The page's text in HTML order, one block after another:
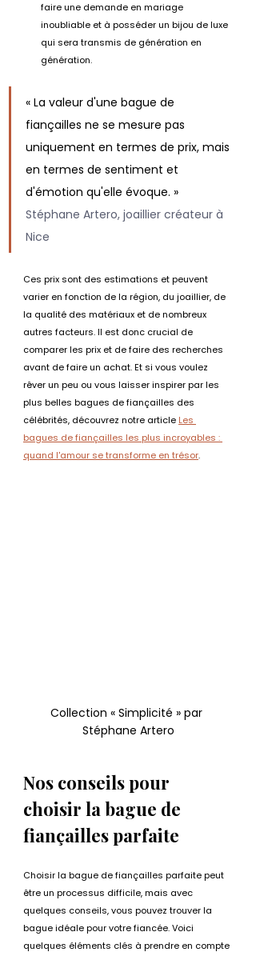
faire une demande en mariage
inoubliable et à posséder un bijou de luxe
qui sera transmis de génération en
génération.
« La valeur d'une bague de
fiançailles ne se mesure pas
uniquement en termes de prix, mais
en termes de sentiment et
d'émotion qu'elle évoque. »
Stéphane Artero, joaillier créateur à
Nice
Ces prix sont des estimations et peuvent
varier en fonction de la région, du joaillier, de
la qualité des matériaux et de nombreux
autres facteurs. Il est donc crucial de
comparer les prix et de faire des recherches
avant de faire un achat. Et si vous voulez
rêver un peu ou vous laisser inspirer par les
plus belles bagues de fiançailles des
célébrités, découvrez notre article Les
bagues de fiançailles les plus incroyables :
quand l'amour se transforme en trésor.
Collection « Simplicité » par
Stéphane Artero
Nos conseils pour
choisir la bague de
fiançailles parfaite
Choisir la bague de fiançailles parfaite peut
être un processus difficile, mais avec
quelques conseils, vous pouvez trouver la
bague idéale pour votre fiancée. Voici
quelques éléments clés à prendre en compte